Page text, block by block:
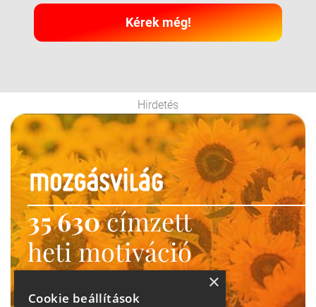
Kérek még!
Hirdetés
35 630címzett
heti motiváció
Ne maradj le!
×
Cookie beállítások